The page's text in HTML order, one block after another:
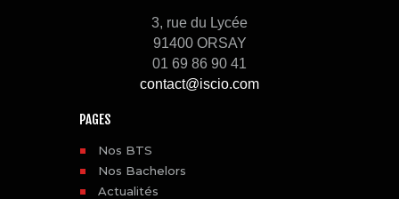
3, rue du Lycée
91400 ORSAY
01 69 86 90 41
contact@iscio.com
PAGES
Nos BTS
Nos Bachelors
Actualités